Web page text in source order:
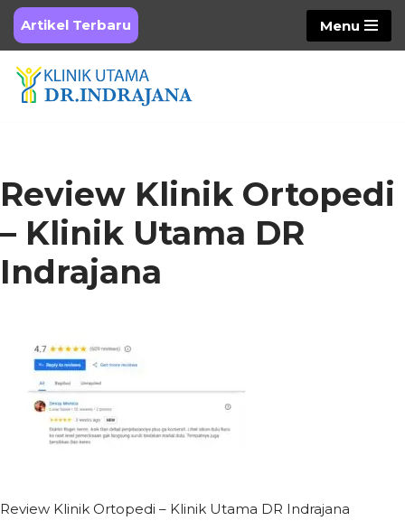
Skip
to
content
Artikel Terbaru Menu
Review Klinik Ortopedi
– Klinik Utama DR
Indrajana
Review Klinik Ortopedi – Klinik Utama DR Indrajana